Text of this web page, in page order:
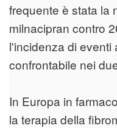
frequente è stata la
milnacipran contro
l'incidenza di eventi
confrontabile nei
In Europa in
la terapia della